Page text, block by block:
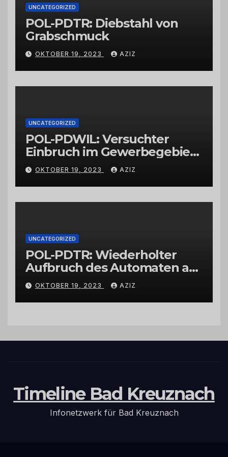
UNCATEGORIZED
POL-PDTR: Diebstahl von
Grabschmuck
OKTOBER 19, 2023 AZIZ
UNCATEGORIZED
POL-PDWIL: Versuchter
Einbruch im Gewerbegebiet
Wittlich
OKTOBER 19, 2023 AZIZ
UNCATEGORIZED
POL-PDTR: Wiederholter
Aufbruch des Automaten am
Wohnmobilstellplatz in
Hermeskeil am Labachweg
OKTOBER 19, 2023 AZIZ
Timeline Bad Kreuznach
Infonetzwerk für Bad Kreuznach